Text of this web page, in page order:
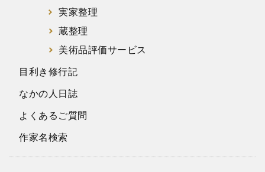
実家整理
蔵整理
美術品評価サービス
目利き修行記
なかの人日誌
よくあるご質問
作家名検索